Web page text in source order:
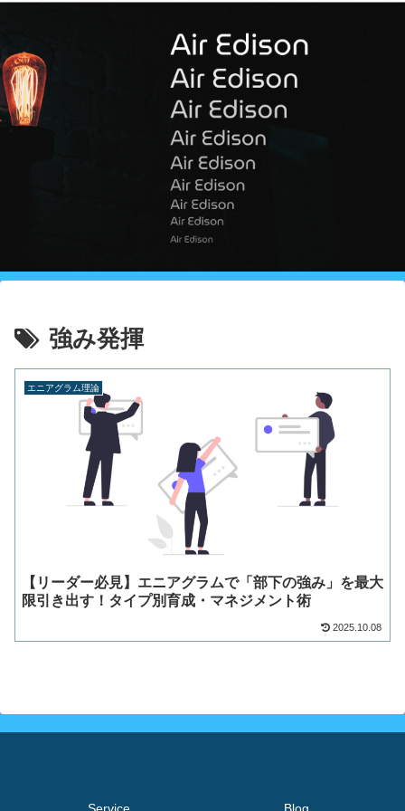
強み発揮
エニアグラム理論
【リーダー必見】エニアグラムで「部下の強み」を最大
限引き出す！タイプ別育成・マネジメント術
2025.10.08
Service Blog